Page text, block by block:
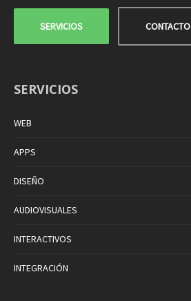
SERVICIOS CONTACTO
SERVICIOS
WEB
APPS
DISEÑO
AUDIOVISUALES
INTERACTIVOS
INTEGRACIÓN